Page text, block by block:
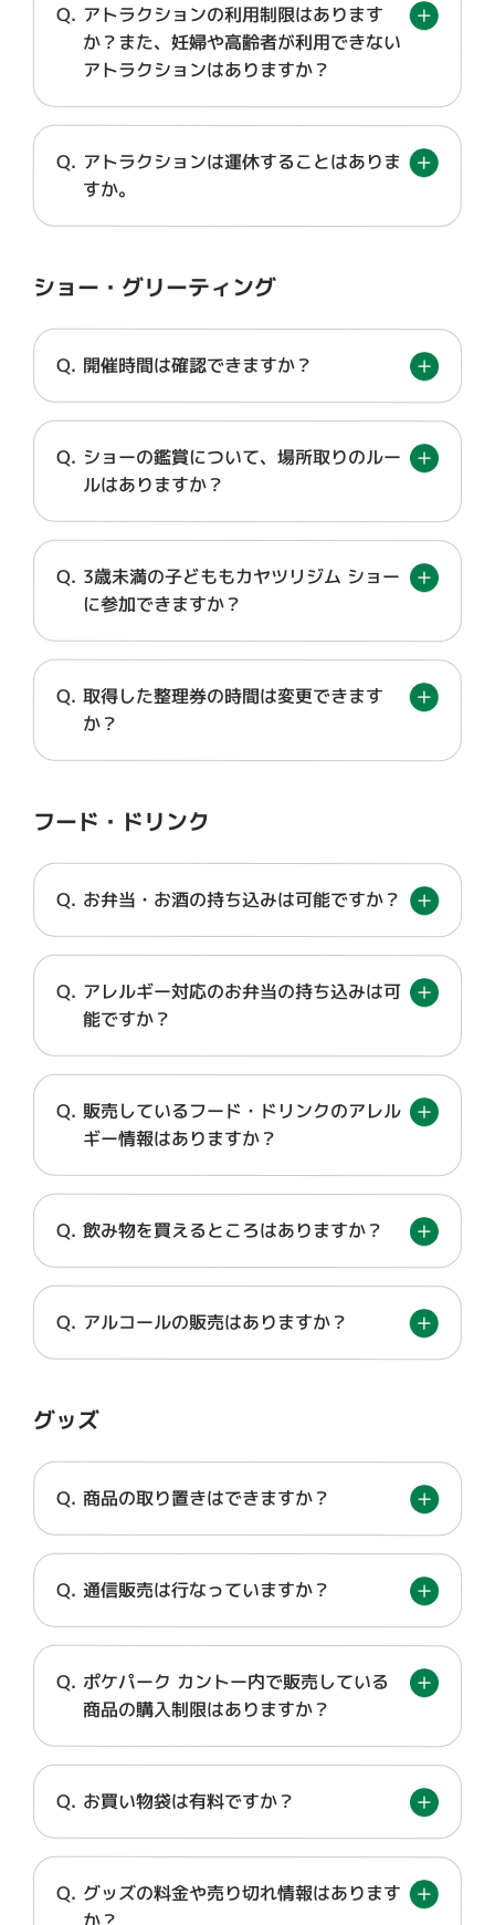
アトラクションの利用制限はあります
か？また、妊婦や高齢者が利用できない
アトラクションはありますか？
アトラクションは運休することはありま
すか。
ショー・グリーティング
開催時間は確認できますか？
ショーの鑑賞について、場所取りのルー
ルはありますか？
3歳未満の子どももカヤツリジム ショー
に参加できますか？
取得した整理券の時間は変更できます
か？
フード・ドリンク
お弁当・お酒の持ち込みは可能ですか？
アレルギー対応のお弁当の持ち込みは可
能ですか？
販売しているフード・ドリンクのアレル
ギー情報はありますか？
飲み物を買えるところはありますか？
アルコールの販売はありますか？
グッズ
商品の取り置きはできますか？
通信販売は行なっていますか？
ポケパーク カントー内で販売している
商品の購入制限はありますか？
お買い物袋は有料ですか？
グッズの料金や売り切れ情報はあります